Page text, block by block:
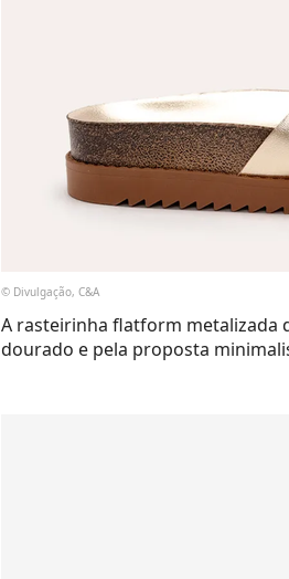
© Divulgação, C&A
A rasteirinha flatform metalizada
dourado e pela proposta